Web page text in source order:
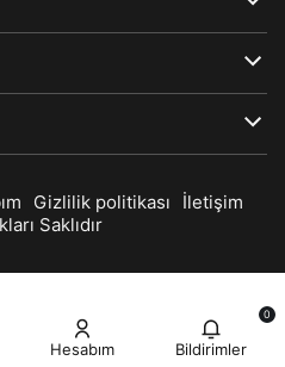
Hesabım Bildirimler
0
Gizlilik politikası
İletişim
Saklıdır